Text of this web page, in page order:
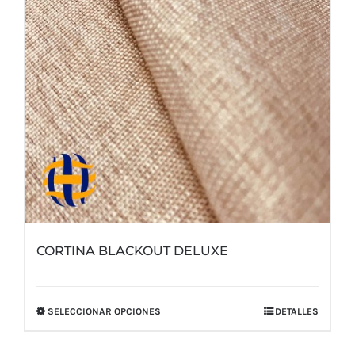
elegir
en
la
página
de
producto
CORTINA BLACKOUT DELUXE
SELECCIONAR OPCIONES DETALLES